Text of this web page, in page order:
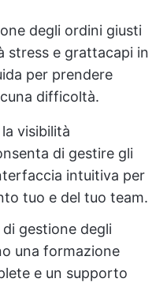
degli ordini giusti
stress e grattacapi in
per prendere
difficoltà.
visibilità
di gestire gli
intuitiva per
tuo e del tuo team.
gestione degli
una formazione
e un supporto